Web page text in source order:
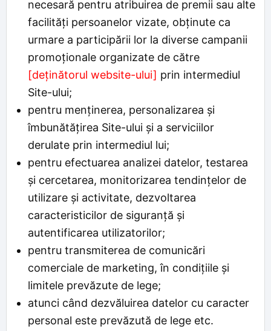
necesară pentru atribuirea de premii sau alte
facilități persoanelor vizate, obținute ca
urmare a participării lor la diverse campanii
promoționale organizate de către
[deținătorul website-ului] prin intermediul
Site-ului;
pentru menținerea, personalizarea și
îmbunătățirea Site-ului și a serviciilor
derulate prin intermediul lui;
pentru efectuarea analizei datelor, testarea
și cercetarea, monitorizarea tendințelor de
utilizare și activitate, dezvoltarea
caracteristicilor de siguranță și
autentificarea utilizatorilor;
pentru transmiterea de comunicări
comerciale de marketing, în condițiile și
limitele prevăzute de lege;
atunci când dezvăluirea datelor cu caracter
personal este prevăzută de lege etc.